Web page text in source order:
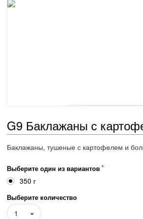
G9 Баклажаны с
Баклажаны, тушеные с картофелем и
Выберите один из вариантов
350 г
Выберите количество
1